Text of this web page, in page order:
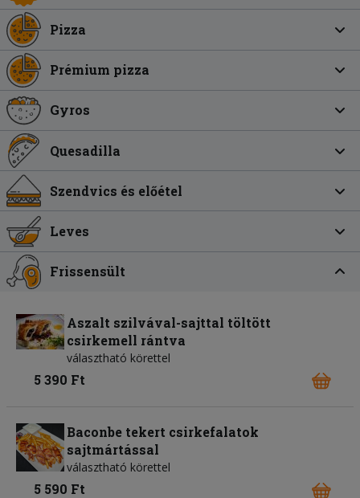
Pizza
Prémium pizza
Gyros
Quesadilla
Szendvics és előétel
Leves
Frissensült
Aszalt szilvával-sajttal töltött
csirkemell rántva
választható körettel
5 390 Ft
Baconbe tekert csirkefalatok
sajtmártással
választható körettel
5 590 Ft